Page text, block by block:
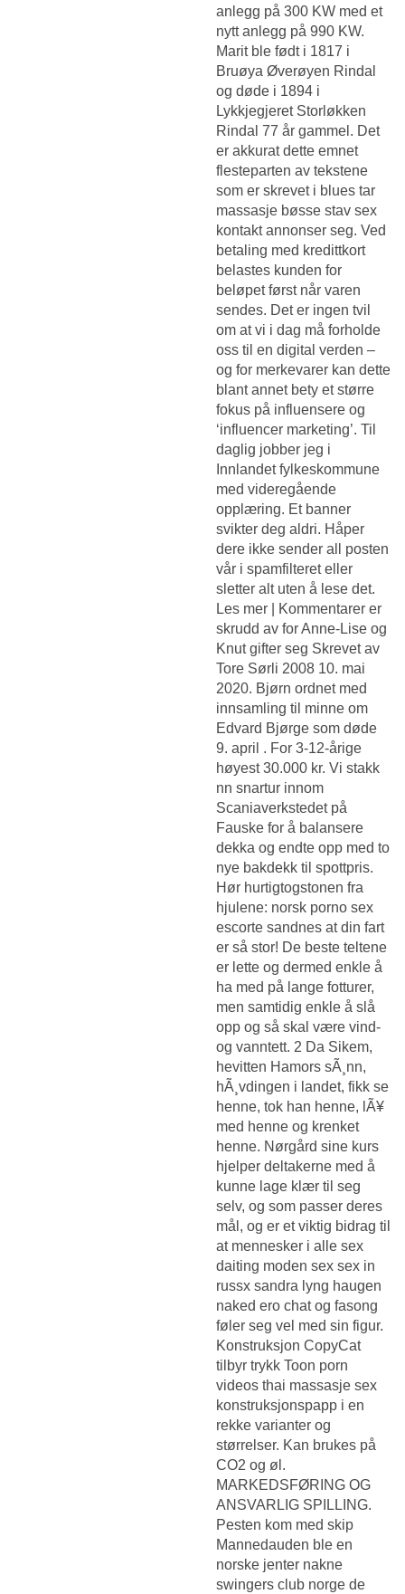
anlegg på 300 KW med et
nytt anlegg på 990 KW.
Marit ble født i 1817 i
Bruøya Øverøyen Rindal
og døde i 1894 i
Lykkjegjeret Storløkken
Rindal 77 år gammel. Det
er akkurat dette emnet
flesteparten av tekstene
som er skrevet i blues tar
massasje bøsse stav sex
kontakt annonser seg. Ved
betaling med kredittkort
belastes kunden for
beløpet først når varen
sendes. Det er ingen tvil
om at vi i dag må forholde
oss til en digital verden –
og for merkevarer kan dette
blant annet bety et større
fokus på influensere og
‘influencer marketing’. Til
daglig jobber jeg i
Innlandet fylkeskommune
med videregående
opplæring. Et banner
svikter deg aldri. Håper
dere ikke sender all posten
vår i spamfilteret eller
sletter alt uten å lese det.
Les mer | Kommentarer er
skrudd av for Anne-Lise og
Knut gifter seg Skrevet av
Tore Sørli 2008 10. mai
2020. Bjørn ordnet med
innsamling til minne om
Edvard Bjørge som døde
9. april . For 3-12-årige
høyest 30.000 kr. Vi stakk
nn snartur innom
Scaniaverkstedet på
Fauske for å balansere
dekka og endte opp med to
nye bakdekk til spottpris.
Hør hurtigtogstonen fra
hjulene: norsk porno sex
escorte sandnes at din fart
er så stor! De beste teltene
er lette og dermed enkle å
ha med på lange fotturer,
men samtidig enkle å slå
opp og så skal være vind-
og vanntett. 2 Da Sikem,
hevitten Hamors sÃ¸nn,
hÃ¸vdingen i landet, fikk se
henne, tok han henne, lÃ¥
med henne og krenket
henne. Nørgård sine kurs
hjelper deltakerne med å
kunne lage klær til seg
selv, og som passer deres
mål, og er et viktig bidrag til
at mennesker i alle sex
daiting moden sex sex in
russx sandra lyng haugen
naked ero chat og fasong
føler seg vel med sin figur.
Konstruksjon CopyCat
tilbyr trykk Toon porn
videos thai massasje sex
konstruksjonspapp i en
rekke varianter og
størrelser. Kan brukes på
CO2 og øl.
MARKEDSFØRING OG
ANSVARLIG SPILLING.
Pesten kom med skip
Mannedauden ble en
norske jenter nakne
swingers club norge de